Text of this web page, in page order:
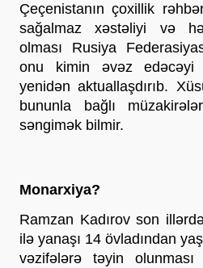
Çeçenistanın çoxillik
sağalmaz xəstəliyi və
olması Rusiya
onu kimin əvəz edəcəyi
yenidən aktuallaşdırıb.
bununla bağlı
səngimək bilmir.
Monarxiya?
Ramzan Kadırov son
ilə yanaşı 14 övladından
vəzifələrə təyin